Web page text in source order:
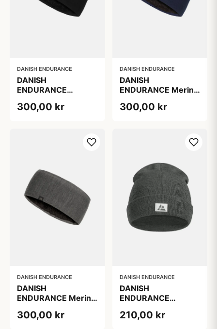
DANISH ENDURANCE
DANISH
ENDURANCE
PANDEBÅND, Sort,
300,00 kr
DANISH ENDURANCE
DANISH
ENDURANCE Merino
Børn, Mørk
300,00 kr
DANISH ENDURANCE
DANISH
ENDURANCE Merino
Børn, Mørkegrå S/M
300,00 kr
DANISH ENDURANCE
DANISH
ENDURANCE
til Biler, 100 %
210,00 kr